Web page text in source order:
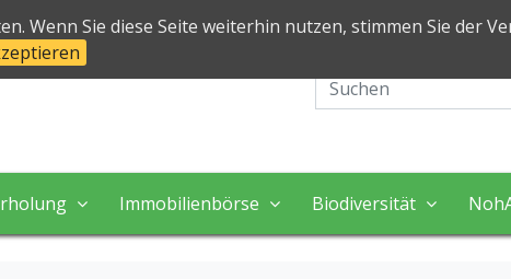
Wenn Sie diese Seite weiterhin nutzen, stimmen Sie der
Immobilienbörse Biodiversität